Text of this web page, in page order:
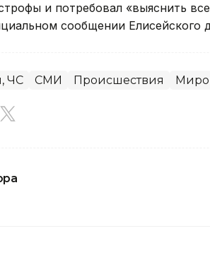
и потребовал «выяснить
сообщении Елисейского
ЧС СМИ Происшествия